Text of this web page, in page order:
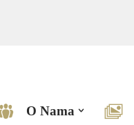
O Nama